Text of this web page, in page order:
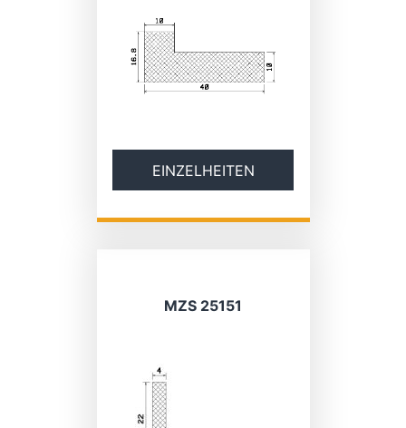
EINZELHEITEN
MZS 25151